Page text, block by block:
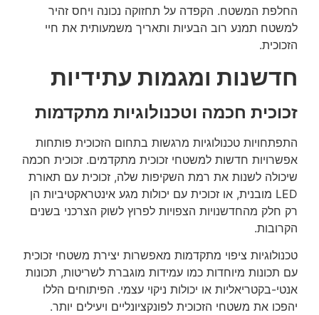
החלפת המשטח. הקפדה על תחזוקה נכונה ויחס זהיר
למשטח תמנע רוב הבעיות ותאריך משמעותית את חיי
הזכוכית.
חדשנות ומגמות עתידיות
זכוכית חכמה וטכנולוגיות מתקדמות
התפתחויות טכנולוגיות מרגשות בתחום הזכוכית פותחות
אפשרויות חדשות למשטחי זכוכית מתקדמים. זכוכית חכמה
שיכולה לשנות את רמת השקיפות שלה, זכוכית עם תאורת
LED מובנית, או זכוכית עם יכולות מגע אינטראקטיביות הן
רק חלק מהחדשנויות הצפויות לפרוץ לשוק הצרכני בשנים
הקרובות.
טכנולוגיות ציפוי מתקדמות מאפשרות יצירת משטחי זכוכית
עם תכונות מיוחדות כמו עמידות מוגברת לשריטות, תכונות
אנטי-בקטריאליות או יכולות ניקוי עצמי. הפיתוחים הללו
יהפכו את משטחי הזכוכית לפונקציונליים ויעילים יותר.